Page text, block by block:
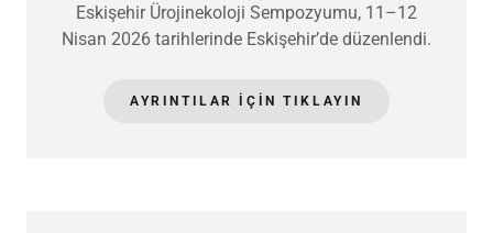
Eskişehir Ürojinekoloji Sempozyumu, 11–12
Nisan 2026 tarihlerinde Eskişehir’de düzenlendi.
AYRINTILAR IÇIN TIKLAYIN